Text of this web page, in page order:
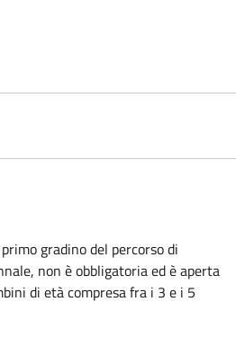
gradino del percorso di
non è obbligatoria ed è aperta
di età compresa fra i 3 e i 5